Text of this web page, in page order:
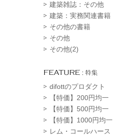
建築雑誌：その他
建築：実務関連書籍
その他の書籍
その他
その他(2)
difottのプロダクト
【特価】200円均一
【特価】500円均一
【特価】1000円均一
レム・コールハース